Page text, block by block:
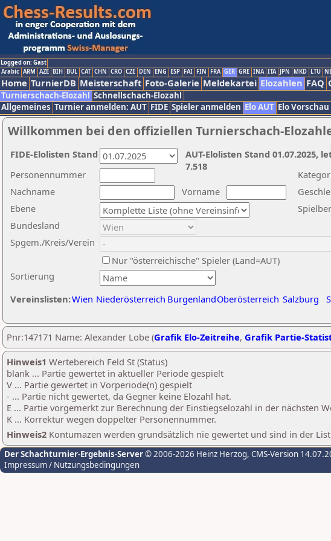
Logged on: Gast
Arabic ARM AZE BIH BUL CAT CHN CRO CZE DEN ENG ESP FAI FIN FRA GER GRE INA ITA JPN MKD LTU
Home TurnierDB Meisterschaft Foto-Galerie Meldekartei Elozahlen FAQ
Turnierschach-Elozahl Schnellschach-Elozahl
Allgemeines Turnier anmelden: AUT FIDE Spieler anmelden Elo AUT Elo Vorschau
Willkommen bei den offiziellen Turnierschach-
Nachname
Vorname
Ebene
Sortierung
Personennummer
Bundesland
Spgem./Kreis/Verein
Nur "österreichische" Spieler (Land=AUT)
Vereinslisten:Wien Niederösterreich BurgenlandOberösterreich Salzburg
AUT-Elolisten Stand 01.07.2025,
7.518
FIDE-Elolisten Stand
Pnr:147171 Name: Alexander Lobe (Grafik Elo-Zeitreihe, Grafik Partie-
Hinweis1 Wertebereich Feld St (Status)
blank ... Partie gewertet in aktueller Periode gespielt
V ... Partie gewertet in Vorperiode(n) gespielt
- ... Partie nicht gewertet, da Gegner keine Elozahl hat.
E ... Partie vorgemerkt zur Berechnung der Einstiegselozahl in der nächsten
K ... Korrektur wegen doppelter Personennummer.
Hinweis2 Kontumazen werden grundsätzlich nie gewertet und sind in der
Der Schachturnier-Ergebnis-Server© 2006-2026 Heinz Herzog, CMS-Version
Impressum / Nutzungsbedingungen